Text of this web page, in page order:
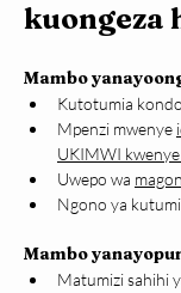
kuongeza
Mambo
Kutotumia
Mpenzi mwenye
UKIMWI
Uwepo wa
Ngono ya
Mambo
Matumizi sahihi